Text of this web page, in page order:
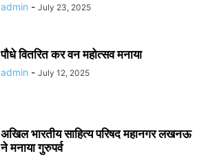
admin - July 23, 2025
पौधे वितरित कर वन महोत्सव मनाया
admin - July 12, 2025
अखिल भारतीय साहित्य परिषद महानगर लखनऊ
ने मनाया गुरुपर्व